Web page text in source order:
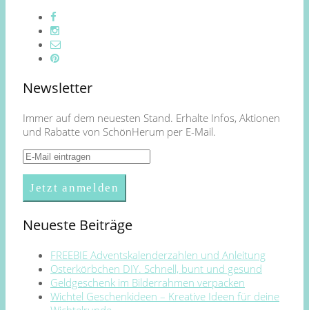
Newsletter
Immer auf dem neuesten Stand. Erhalte Infos, Aktionen
und Rabatte von SchönHerum per E-Mail.
Neueste Beiträge
FREEBIE Adventskalenderzahlen und Anleitung
Osterkörbchen DIY. Schnell, bunt und gesund
Geldgeschenk im Bilderrahmen verpacken
Wichtel Geschenkideen – Kreative Ideen für deine